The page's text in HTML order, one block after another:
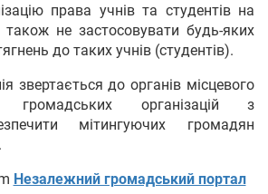
права учнів та студентів на
також не застосовувати будь-яких
до таких учнів (студентів).
звертається до органів місцевого
громадських організацій з
мітингуючих громадян
Незалежний громадський портал